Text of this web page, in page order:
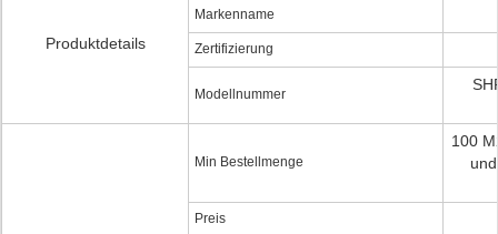
Produktdetails
Markenname
Zertifizierung
Modellnummer
Min Bestellmenge
100
Preis